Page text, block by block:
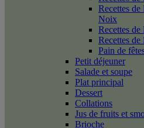
Recettes de
Noix
Recettes
Recettes de
Pain de
Petit déjeuner
Salade et soupe
Plat principal
Dessert
Collations
Jus de fruits et
Brioche